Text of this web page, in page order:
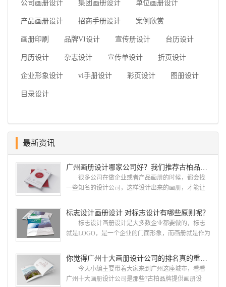
公司画册设计 集团画册设计 单位画册设计
产品画册设计 招商手册设计 案例欣赏
画册印刷 品牌VI设计 宣传册设计 台历设计
月历设计 杂志设计 宣传单设计 折页设计
企业形象设计 vi手册设计 彩页设计 图册设计
目录设计
最新资讯
广州画册设计哪家公司好？我们推荐古柏品牌设计
很多公司在做企业或者产品画册的时候，都会找
一些知名的设计公司，这样设计出来的画册，才能让
就给大家说说广州画册设计找哪家公司。 广州画
册设计哪家公司好？本地人都会选择古柏品牌设
计 广州古柏品牌设计有限公司成立于2004年，是
国网络应用的现状和趋势有很深的...
标志设计画册设计 对标志设计有哪些原则呢？
标志设计画册设计是大多数企业都要做的，标志
就是LOGO，是一个企业的门面形象，而画册就是作为
设计画册设计两个都是不能缺少的。标志设计画册设
计 简练、概括、完美!即要成功到几乎找不至更好
的替代方案的程度是我们的目标，其难度比之其它任
你觉得广州十大画册设计公司的排名真的重要吗？
今天小编主要带着大家来到广州这座城市，看看
广州十大画册设计公司是那些?古柏品牌提供画册设